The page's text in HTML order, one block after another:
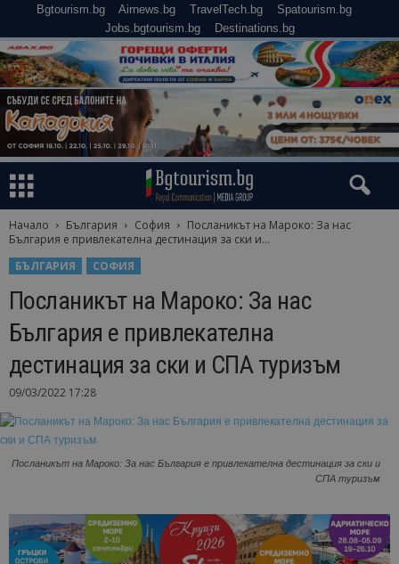
Bgtourism.bg Airnews.bg TravelTech.bg
Spatourism.bg
Jobs.bgtourism.bg
Destinations.bg
Начало България София
Посланикът на Мароко: За нас
България е привлекателна дестинация за ски и...
БЪЛГАРИЯ
СОФИЯ
Посланикът на Мароко: За нас
България е привлекателна
дестинация за ски и СПА туризъм
09/03/2022 17:28
Посланикът на Мароко: За нас България е привлекателна дестинация за ски и
СПА туризъм